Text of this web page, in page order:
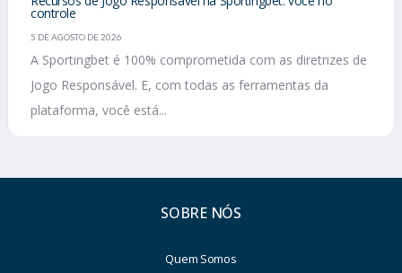
controle
5 DE AGOSTO DE 2026
A Sportingbet é 100% comprometida com as diretrizes de
Jogo Responsável. E, com todas as ferramentas da
plataforma, você está...
SOBRE NÓS
Quem Somos